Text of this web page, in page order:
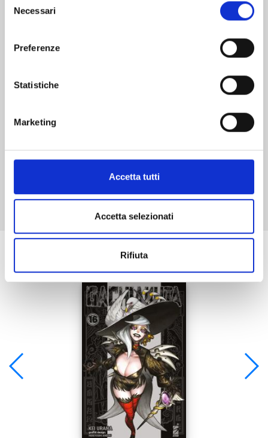
delNecessari
Preferenze
Statistiche
Marketing
Accetta tutti
Accetta selezionati
Rifiuta
Mostra tutto
Se ti è piaciuto prova anche: